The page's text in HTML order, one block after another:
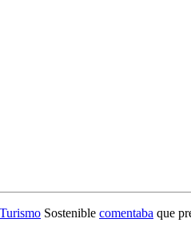
Sostenible comentaba que